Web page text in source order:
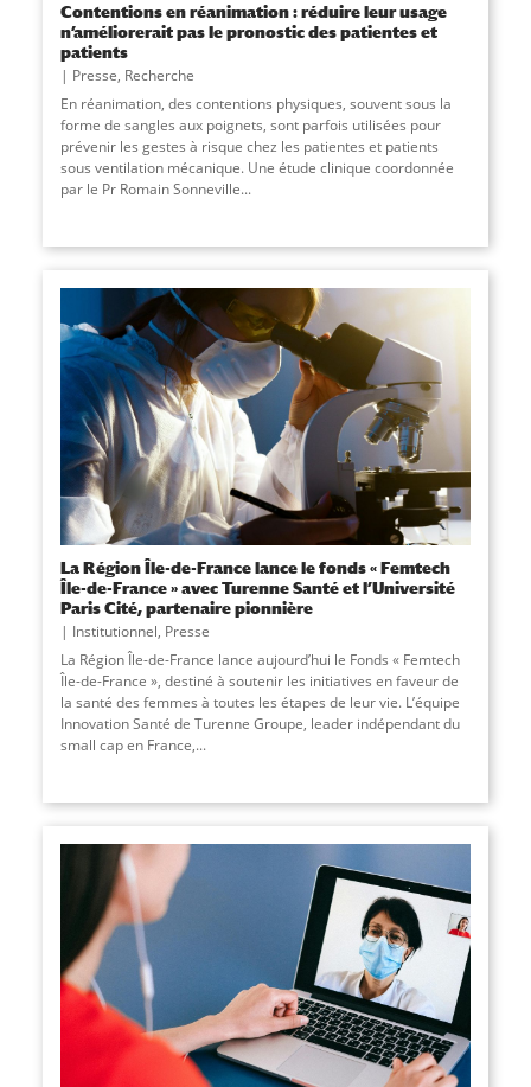
Contentions en réanimation : réduire leur usage
n’améliorerait pas le pronostic des patientes et
patients
Presse, Recherche
En réanimation, des contentions physiques, souvent sous la
forme de sangles aux poignets, sont parfois utilisées pour
prévenir les gestes à risque chez les patientes et patients
sous ventilation mécanique. Une étude clinique coordonnée
par le Pr Romain Sonneville...
La Région Île-de-France lance le fonds « Femtech
Île-de-France » avec Turenne Santé et l’Université
Paris Cité, partenaire pionnière
Institutionnel, Presse
La Région Île-de-France lance aujourd’hui le Fonds « Femtech
Île-de-France », destiné à soutenir les initiatives en faveur de
la santé des femmes à toutes les étapes de leur vie. L’équipe
Innovation Santé de Turenne Groupe, leader indépendant du
small cap en France,...